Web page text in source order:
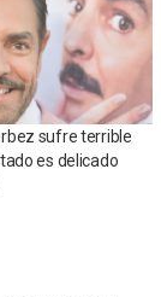
sufre terrible
es delicado